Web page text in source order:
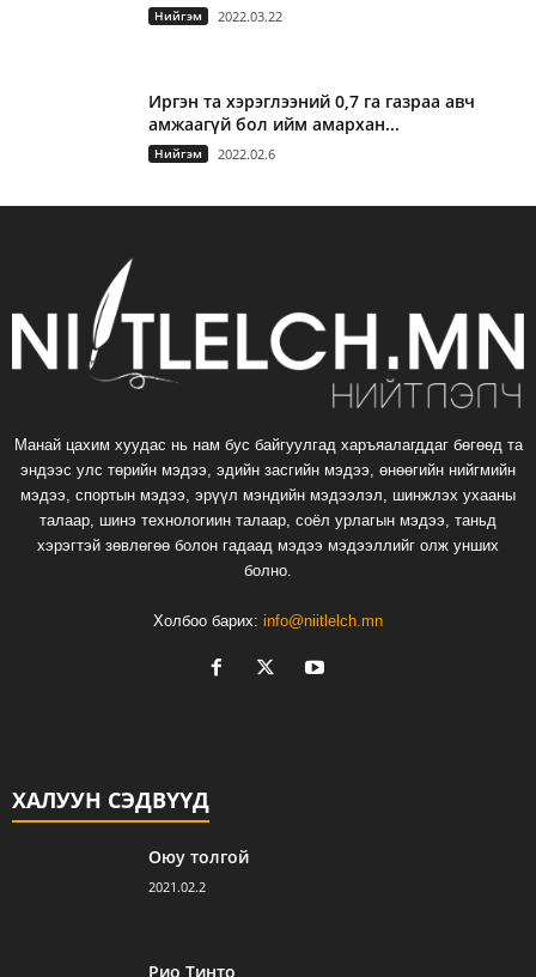
Нийгэм 2022.03.22
Иргэн та хэрэглээний 0,7 га газраа авч
амжаагүй бол ийм амархан...
Нийгэм 2022.02.6
Манай цахим хуудас нь нам бус байгуулгад харъяалагддаг бөгөөд та
эндээс улс төрийн мэдээ, эдийн засгийн мэдээ, өнөөгийн нийгмийн
мэдээ, спортын мэдээ, эрүүл мэндийн мэдээлэл, шинжлэх ухааны
талаар, шинэ технологиин талаар, соёл урлагын мэдээ, таньд
хэрэгтэй зөвлөгөө болон гадаад мэдээ мэдээллийг олж унших
болно.
Холбоо барих: info@niitlelch.mn
ХАЛУУН СЭДВҮҮД
Оюу толгой
2021.02.2
Рио Тинто